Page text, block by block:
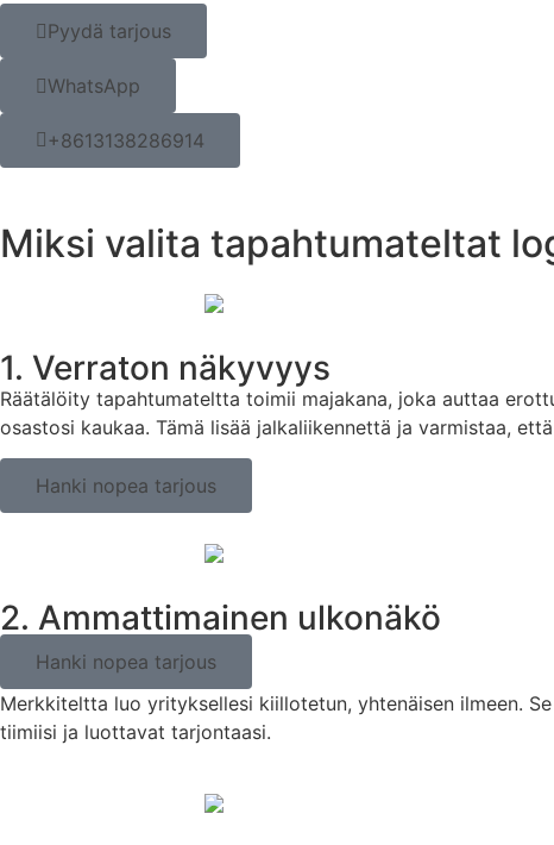
Pyydä tarjous
WhatsApp
+8613138286914
Miksi valita tapahtumateltat
1. Verraton näkyvyys
Räätälöity tapahtumateltta toimii majakana, joka auttaa
osastosi kaukaa. Tämä lisää jalkaliikennettä ja varmistaa,
Hanki nopea tarjous
2. Ammattimainen ulkonäkö
Hanki nopea tarjous
Merkkiteltta luo yrityksellesi kiillotetun, yhtenäisen ilmeen.
tiimiisi ja luottavat tarjontaasi.